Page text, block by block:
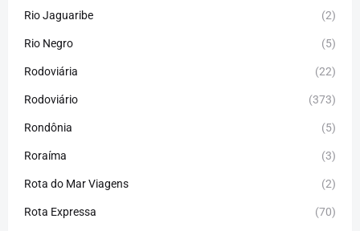
Rio Jaguaribe (2)
Rio Negro (5)
Rodoviária (22)
Rodoviário (373)
Rondônia (5)
Roraíma (3)
Rota do Mar Viagens (2)
Rota Expressa (70)